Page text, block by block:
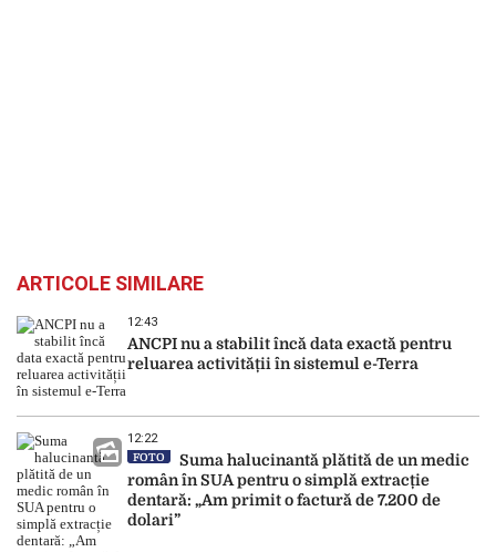
ARTICOLE SIMILARE
12:43
ANCPI nu a stabilit încă data exactă pentru
reluarea activității în sistemul e-Terra
12:22
FOTO
Suma halucinantă plătită de un medic
român în SUA pentru o simplă extracție
dentară: „Am primit o factură de 7.200 de
dolari”